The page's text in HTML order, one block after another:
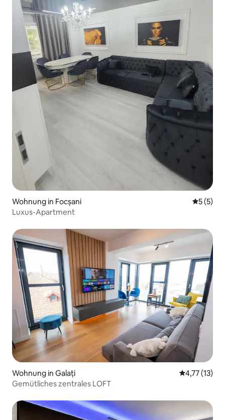
Wohnung in Focșani
5 (5)
Luxus-Apartment
Wohnung in Galați
4,77 (13)
Gemütliches zentrales LOFT